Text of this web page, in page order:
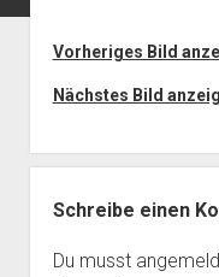
Vorheriges Bild
Nächstes Bild
Schreibe einen
Du musst